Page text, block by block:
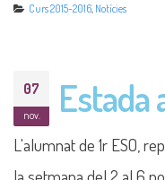
Curs 2015-2016, Notícies
07
nov. Estada
L'alumnat de 1r ESO,